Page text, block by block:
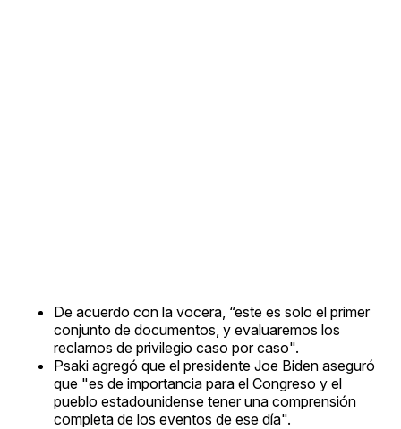
De acuerdo con la vocera, “este es solo el primer
conjunto de documentos, y evaluaremos los
reclamos de privilegio caso por caso".
Psaki agregó que el presidente Joe Biden aseguró
que "es de importancia para el Congreso y el
pueblo estadounidense tener una comprensión
completa de los eventos de ese día".